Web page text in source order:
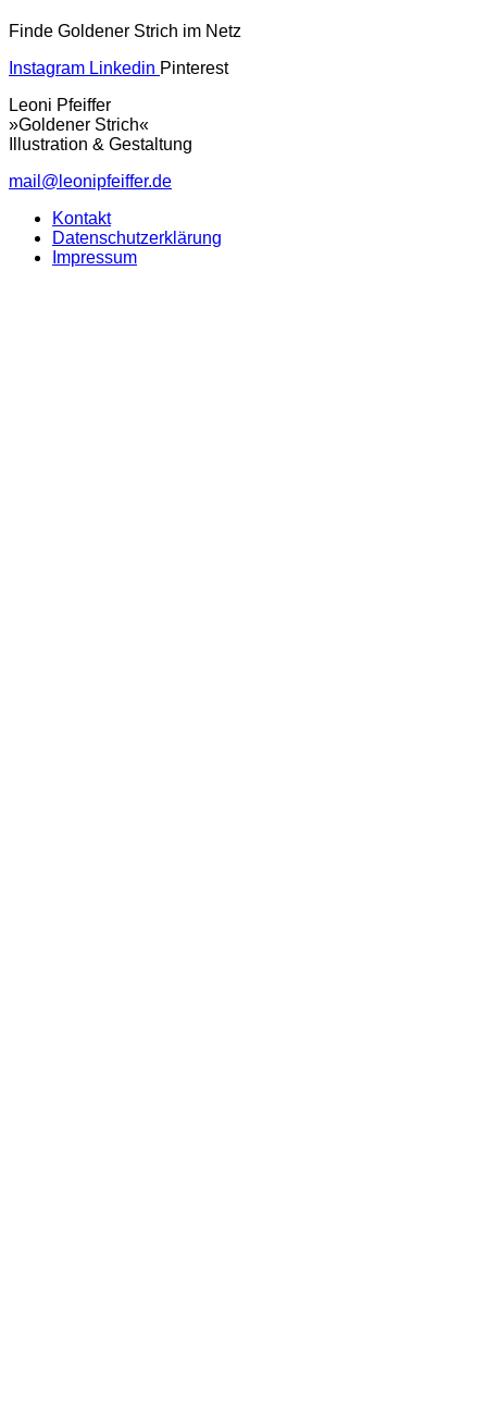
Finde Goldener Strich im Netz
Instagram Linkedin Pinterest
Leoni Pfeiffer
»Goldener Strich«
Illustration & Gestaltung
mail@leonipfeiffer.de
Kontakt
Datenschutzerklärung
Impressum